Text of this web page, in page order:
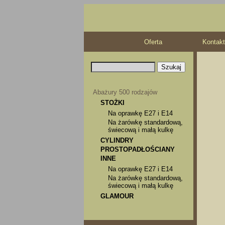
Oferta Kontakt
Abażury 500 rodzajów
STOŻKI
Na oprawkę E27 i E14
Na żarówkę standardową,
świecową i małą kulkę
CYLINDRY
PROSTOPADŁOŚCIANY
INNE
Na oprawkę E27 i E14
Na żarówkę standardową,
świecową i małą kulkę
GLAMOUR